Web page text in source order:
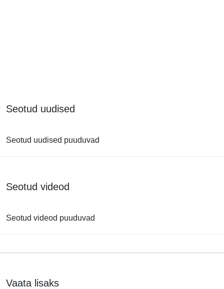
Seotud uudised
Seotud uudised puuduvad
Seotud videod
Seotud videod puuduvad
Vaata lisaks